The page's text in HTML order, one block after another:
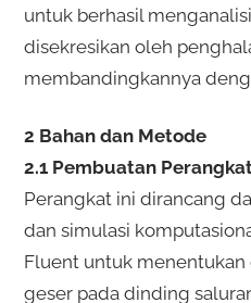
untuk berhasil
disekresikan oleh
membandingkannya
2 Bahan dan Metode
2.1 Pembuatan
Perangkat ini dirancang
dan simulasi
Fluent untuk
geser pada dinding